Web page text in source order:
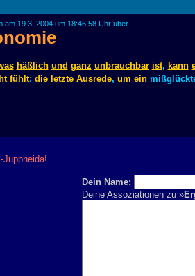
am 19.3. 2004 um 18:46:58 Uhr über
häßlich und ganz unbrauchbar ist, kann
fühlt; die letzte Ausrede, um ein
Juppheida!
Dein Name:
Deine Assoziationen zu »